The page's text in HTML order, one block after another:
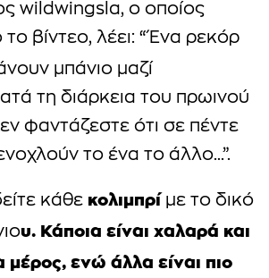
wildwingsla, ο οποίος
βίντεο, λέει: “Ένα ρεκόρ
μπάνιο μαζί
τη διάρκεια του πρωινού
φαντάζεστε ότι σε πέντε
το ένα το άλλο…”.
κάθε κολιμπρί με το δικό
υ. Κάποια είναι χαλαρά και
ενώ άλλα είναι πιο